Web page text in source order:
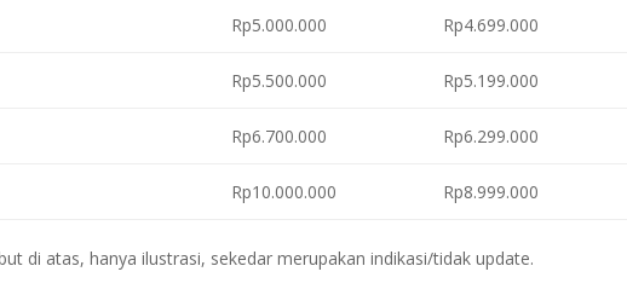
Rp5.000.000 Rp4.699.000
Rp5.500.000 Rp5.199.000
Rp6.700.000 Rp6.299.000
Rp10.000.000 Rp8.999.000
di atas, hanya ilustrasi, sekedar merupakan indikasi/tidak update.